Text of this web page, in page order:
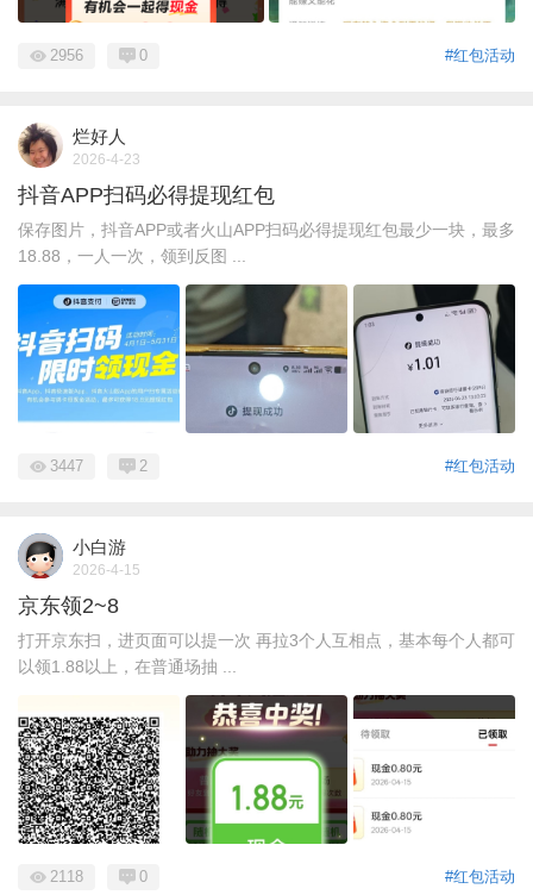
#红包活动
2956 0
烂好人
2026-4-23
抖音APP扫码必得提现红包
保存图片，抖音APP或者火山APP扫码必得提现红包最少一块，最多
18.88，一人一次，领到反图 ...
#红包活动
3447 2
小白游
2026-4-15
京东领2~8
打开京东扫，进页面可以提一次 再拉3个人互相点，基本每个人都可
以领1.88以上，在普通场抽 ...
#红包活动
2118 0